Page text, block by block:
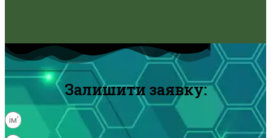
Залишити заявку: